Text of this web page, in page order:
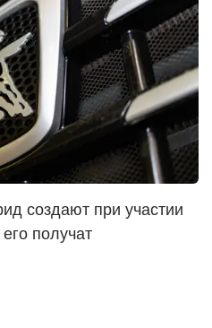
создают при участии
получат